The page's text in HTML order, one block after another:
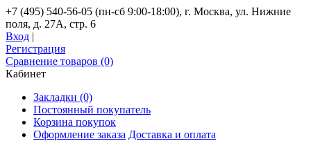
+7 (495) 540-56-05 (пн-сб 9:00-18:00), г. Москва, ул. Нижние
поля, д. 27А, стр. 6
Вход |
Регистрация
Сравнение товаров (0)
Кабинет
Закладки (0)
Постоянный покупатель
Корзина покупок
Оформление заказа Доставка и оплата